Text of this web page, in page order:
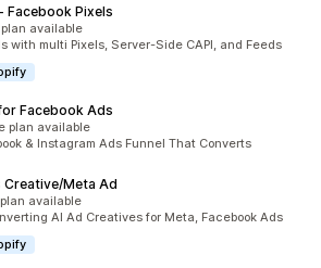
Facebook Pixels
plan available
with multi Pixels, Server-Side CAPI, and Feeds
Facebook Ads
plan available
& Instagram Ads Funnel That Converts
Creative/Meta Ad
available
AI Ad Creatives for Meta, Facebook Ads